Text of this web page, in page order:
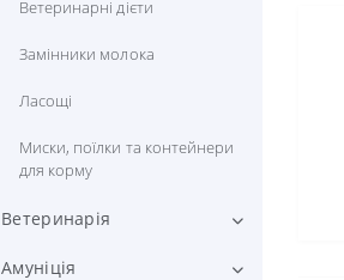
Ветеринарні дієти
Замінники молока
Ласощі
Миски, поїлки та контейнери
для корму
Ветеринарія
Вітаміни та добавки
Амуніція